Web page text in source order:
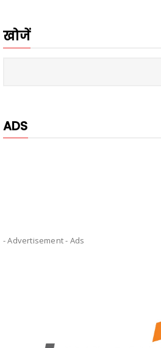
खोजें
ADS
- Advertisement - Ads